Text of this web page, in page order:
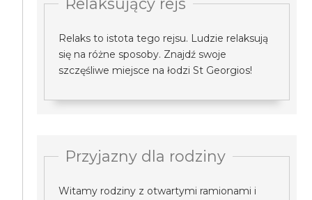
Relaks to istota tego rejsu. Ludzie relaksują
się na różne sposoby. Znajdź swoje
szczęśliwe miejsce na łodzi St Georgios!
Przyjazny dla rodziny
Witamy rodziny z otwartymi ramionami i